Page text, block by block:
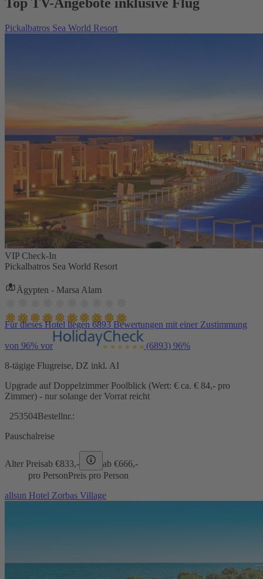
Pickalbatros Sea World Resort
VIP Check-In
Pickalbatros Sea World Resort
Ägypten - Marsa Alam
Für dieses Hotel liegen 6893 Bewertungen mit einer Zustimmung
von 96% vor (6893) 96%
8-tägige Flugreise, DZ inkl. AI
Upgrade auf Doppelzimmer Poolblick (Wert: € ca. € 84,- pro
Zimmer) - nur solange der Vorrat reicht
253504Bestellnr.:
Pauschalreise
Alter Preisab €833,- ab €666,-
pro PersonPreis pro Person
allsun Hotel Zorbas Village